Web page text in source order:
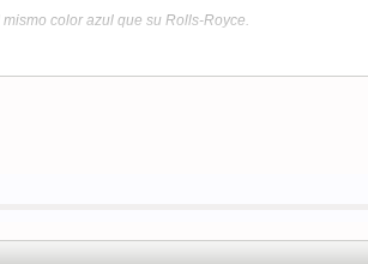
color azul que su Rolls-Royce.